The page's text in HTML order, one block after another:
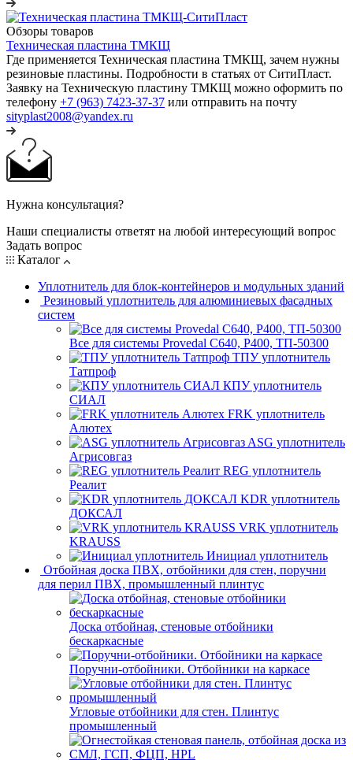
Обзоры товаров
Техническая пластина ТМКЩ
Где применяется Техническая пластина ТМКЩ, зачем нужны
резиновые пластины. Подробности в статьях от СитиПласт.
Заявку на Техническую пластину ТМКЩ можно оформить по
телефону +7 (963) 7423-37-37 или отправить на почту
sityplast2008@yandex.ru
Нужна консультация?
Наши специалисты ответят на любой интересующий вопрос
Задать вопрос
Каталог
Уплотнитель для блок-контейнеров и модульных зданий
Резиновый уплотнитель для алюминиевых фасадных
систем
Все для системы Provedal С640, Р400, ТП-50300
ТПУ уплотнитель
Татпроф
КПУ уплотнитель
СИАЛ
FRK уплотнитель
Алютех
ASG уплотнитель
Агрисовгаз
REG уплотнитель
Реалит
KDR уплотнитель
ДОКСАЛ
VRK уплотнитель
KRAUSS
Инициал уплотнитель
Отбойная доска ПВХ, отбойники для стен, поручни
для перил ПВХ, промышленный плинтус
Доска отбойная, стеновые отбойники
бескаркасные
Поручни-отбойники. Отбойники на каркасе
Угловые отбойники для стен. Плинтус
промышленный